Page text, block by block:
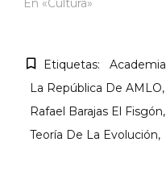
En «Cultura»
Etiquetas: Academia
La República De AMLO
Rafael Barajas El Fisgón
Teoría De La Evolución